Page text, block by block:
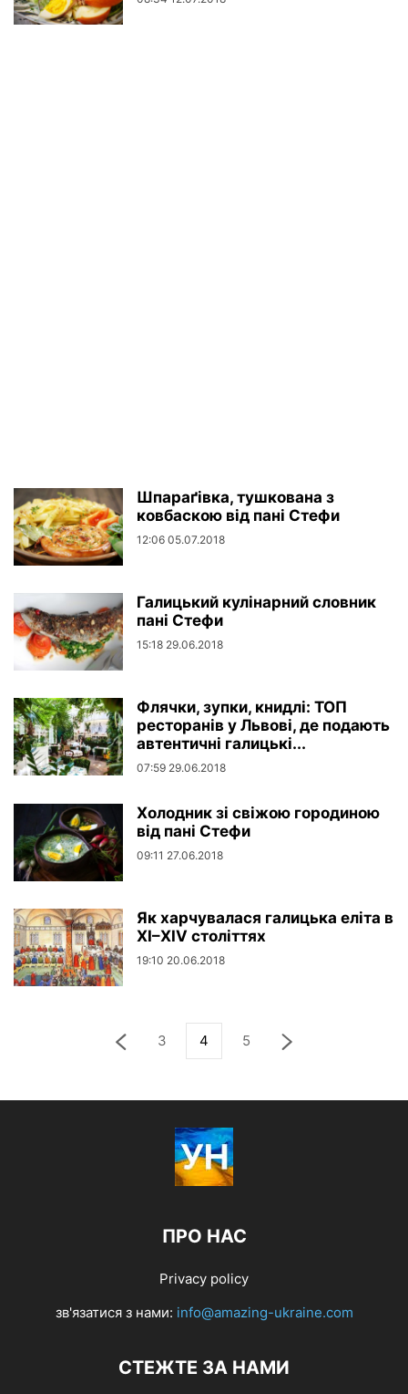
Шпараґівка, тушкована з
ковбаскою від пані Стефи
12:06 05.07.2018
Галицький кулінарний словник
пані Стефи
15:18 29.06.2018
Флячки, зупки, книдлі: ТОП
ресторанів у Львові, де подають
автентичні галицькі...
07:59 29.06.2018
Холодник зі свіжою городиною
від пані Стефи
09:11 27.06.2018
Як харчувалася галицька еліта в
ХІ–ХІV століттях
19:10 20.06.2018
3 4 5
ПРО НАС
Privacy policy
зв'язатися з нами: info@amazing-ukraine.com
СТЕЖТЕ ЗА НАМИ